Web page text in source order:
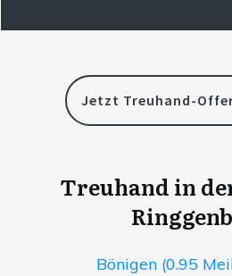
Jetzt Treuhand-
Treuhand in
Bönigen (0.95